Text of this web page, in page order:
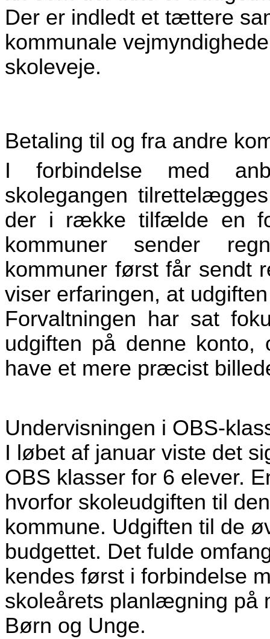
Der er indledt et tættere
kommunale
skoleveje.
Betaling til og fra andre
I forbindelse med
skolegangen
der i række tilfælde en
kommuner sender
kommuner først får sendt
viser erfaringen, at
Forvaltningen har sat
udgiften på denne
have et mere præcist
Undervisningen i OBS-
I løbet af januar viste det
OBS klasser for 6 elever.
hvorfor skoleudgiften til
kommune. Udgiften til de
budgettet. Det fulde
kendes først i forbindelse
skoleårets planlægning på
Børn og Unge.